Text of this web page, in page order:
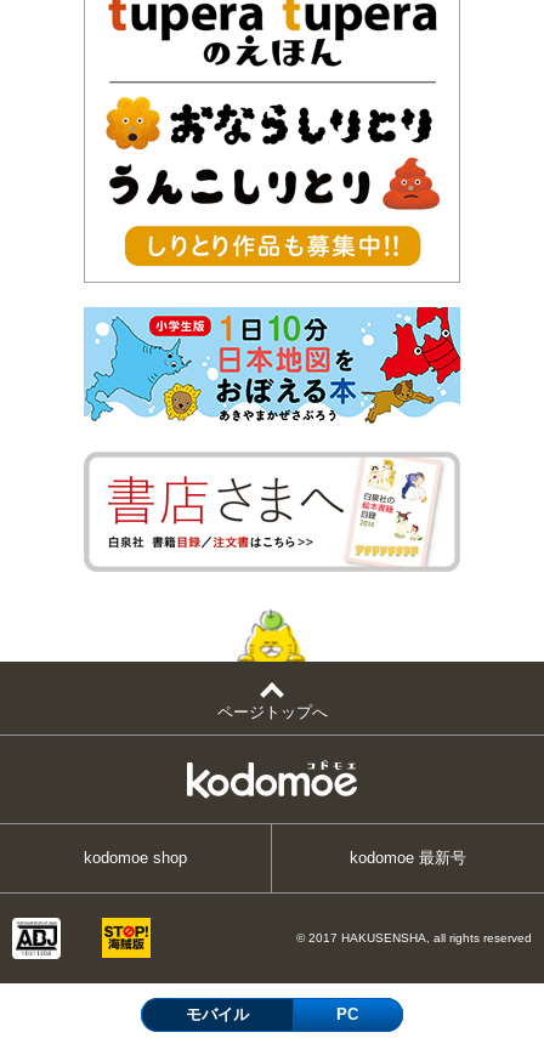
ページトップへ
kodomoe shop kodomoe 最新号
© 2017 HAKUSENSHA, all rights reserved
モバイル PC